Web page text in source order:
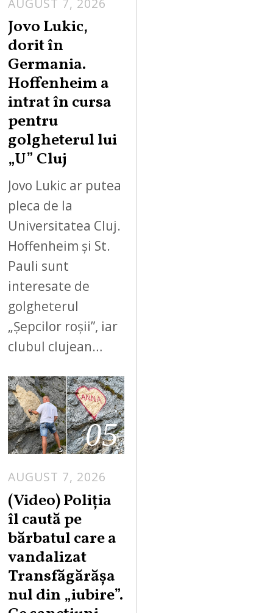
Jovo Lukic,
dorit în
Germania.
Hoffenheim a
intrat în cursa
pentru
golgheterul lui
„U” Cluj
Jovo Lukic ar putea
pleca de la
Universitatea Cluj.
Hoffenheim și St.
Pauli sunt
interesate de
golgheterul
„Șepcilor roșii”, iar
clubul clujean…
05
AUGUST 7, 2026
G
S
7
,
(Video) Poliția
îl caută pe
bărbatul care a
vandalizat
Transfăgărășa
nul din „iubire”.